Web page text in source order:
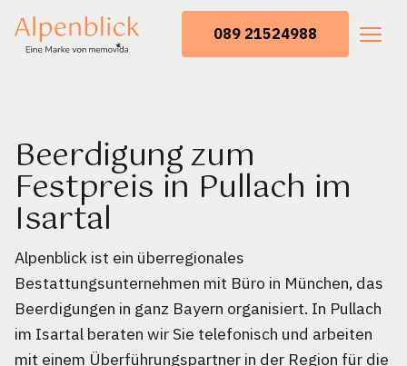
089 21524988
Beerdigung zum
Festpreis in Pullach im
Isartal
Alpenblick ist ein überregionales
Bestattungsunternehmen mit Büro in München, das
Beerdigungen in ganz Bayern organisiert. In Pullach
im Isartal beraten wir Sie telefonisch und arbeiten
mit einem Überführungspartner in der Region für die